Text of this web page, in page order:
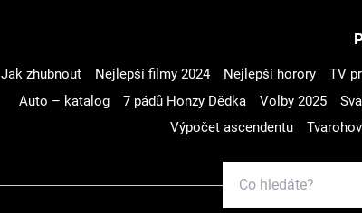
Jak zhubnout Nejlepší filmy 2024 Nejlepší horory TV
Auto – katalog
7 pádů Honzy Dědka Volby 2025
Výpočet ascendentu